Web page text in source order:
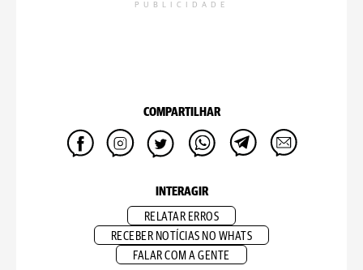
PUBLICIDADE
COMPARTILHAR
INTERAGIR
RELATAR ERROS
RECEBER NOTÍCIAS NO WHATS
FALAR COM A GENTE